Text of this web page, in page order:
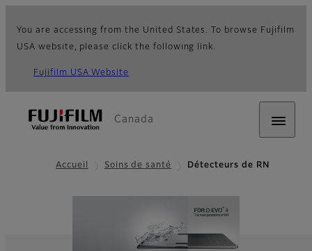
You are accessing from the United States. To browse Fujifilm
USA website, please click the following link.
Fujifilm USA Website
Canada
Accueil Soins de santé Détecteurs de RN